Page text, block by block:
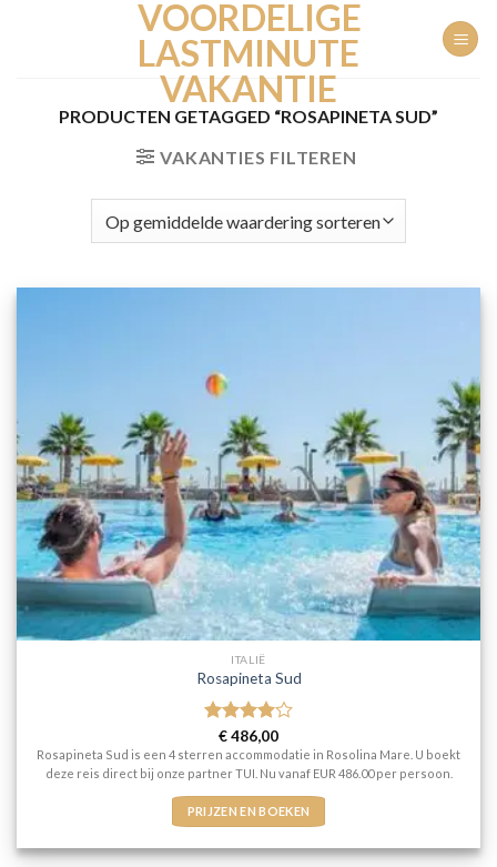
VOORDELIGE
LASTMINUTE
VAKANTIE
PRODUCTEN GETAGGED “ROSAPINETA SUD”
VAKANTIES FILTEREN
ITALIË
Rosapineta Sud
Gewaardeerd
4uit 5
€486,00
Rosapineta Sud is een 4 sterren accommodatie in Rosolina Mare. U boekt
deze reis direct bij onze partner TUI. Nu vanaf EUR 486.00 per persoon.
PRIJZEN EN BOEKEN